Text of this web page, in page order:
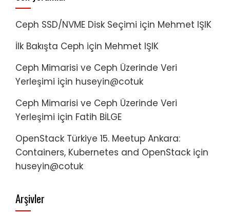
Ceph SSD/NVME Disk Seçimi için Mehmet IŞIK
İlk Bakışta Ceph için Mehmet IŞIK
Ceph Mimarisi ve Ceph Üzerinde Veri
Yerleşimi için huseyin@cotuk
Ceph Mimarisi ve Ceph Üzerinde Veri
Yerleşimi için Fatih BİLGE
OpenStack Türkiye 15. Meetup Ankara:
Containers, Kubernetes and OpenStack için
huseyin@cotuk
Arşivler